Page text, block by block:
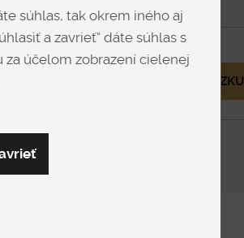
MÁM OTÁZKU
súhlas, tak okrem iného aj
a zavrieť“ dáte súhlas s
účelom zobrazení cielenej